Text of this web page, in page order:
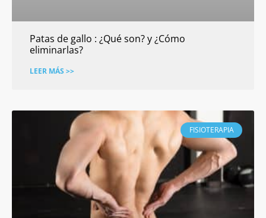
Patas de gallo : ¿Qué son? y ¿Cómo
eliminarlas?
LEER MÁS >>
FISIOTERAPIA